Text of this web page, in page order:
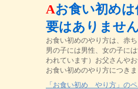
Aお食い初め
要はありませ
お食い初めのやり方は、赤
男の子には男性、女の子に
われています）お父さんや
お食い初めのやり方につき
「お食い初め やり方」の